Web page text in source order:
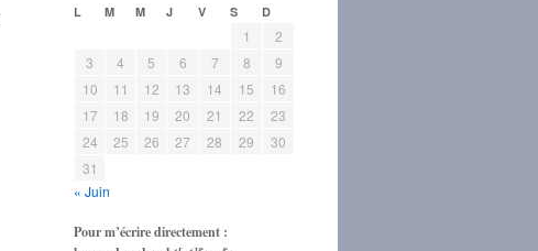
L M M J V S D
1
2
3
4 5 6 7 8
9
10
11 12 13 14 15
16
17
18 19 20 21 22
23
24
25 26 27 28 29
30
31
« Juin
Pour m’écrire directement :